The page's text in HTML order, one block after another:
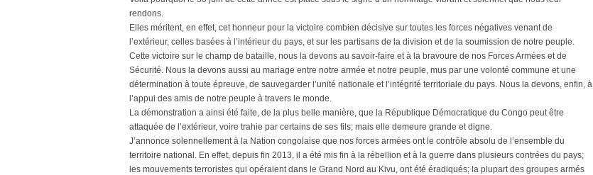
rendons.
Elles méritent, en effet, cet honneur pour la victoire combien décisive sur toutes les forces négatives venant de
l’extérieur, celles basées à l’intérieur du pays, et sur les partisans de la division et de la soumission de notre peuple.
Cette victoire sur le champ de bataille, nous la devons au savoir-faire et à la bravoure de nos Forces Armées et de
Sécurité. Nous la devons aussi au mariage entre notre armée et notre peuple, mus par une volonté commune et une
détermination à toute épreuve, de sauvegarder l’unité nationale et l’intégrité territoriale du pays. Nous la devons, enfin, à
l’appui des amis de notre peuple à travers le monde.
La démonstration a ainsi été faite, de la plus belle manière, que la République Démocratique du Congo peut être
attaquée de l’extérieur, voire trahie par certains de ses fils; mais elle demeure grande et digne.
J’annonce solennellement à la Nation congolaise que nos forces armées ont le contrôle absolu de l’ensemble du
territoire national. En effet, depuis fin 2013, il a été mis fin à la rébellion et à la guerre dans plusieurs contrées du pays;
les mouvements terroristes qui opéraient dans le Grand Nord au Kivu, ont été éradiqués; la plupart des groupes armés